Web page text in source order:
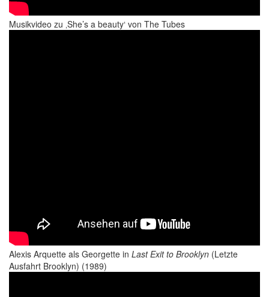
Musikvideo zu ‚She’s a beauty‘ von The Tubes
Alexis Arquette als Georgette in Last Exit to Brooklyn (Letzte
Ausfahrt Brooklyn) (1989)